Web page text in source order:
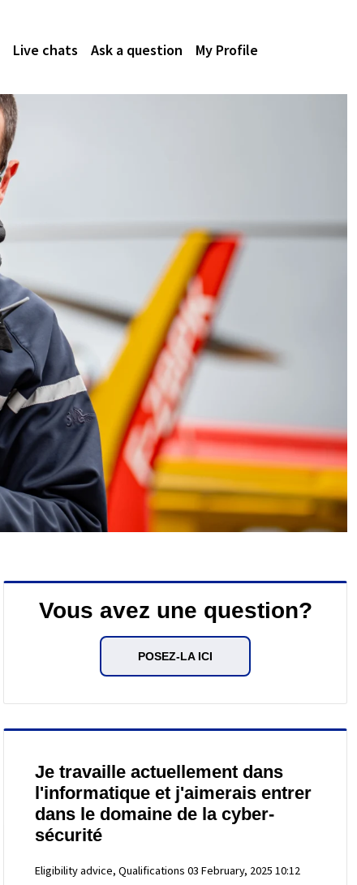
Live chats Ask a question My Profile
Vous avez une question?
POSEZ-LA ICI
Je travaille actuellement dans
l'informatique et j'aimerais entrer
dans le domaine de la cyber-
sécurité
Eligibility advice, Qualifications 03 February, 2025 10:12